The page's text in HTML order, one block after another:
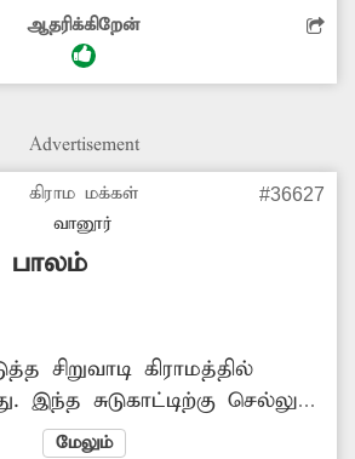
பறப்பதால் வாகன
மூச்சுத்திணறல்
நலன் கருதி
நடவடிக்கை எடுக்க
ஆதரிக்கிறேன்
Advertisement
கிராம மக்கள்
வானூர்
#36627
பாலம்
சிறுவாடி கிராமத்தில்
இந்த சுடுகாட்டிற்கு செல்லும்
வாய்க்கால் பாலம் பலத்த
மேலும்